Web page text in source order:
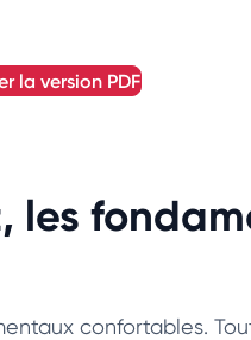
la version PDF
les
confortables.